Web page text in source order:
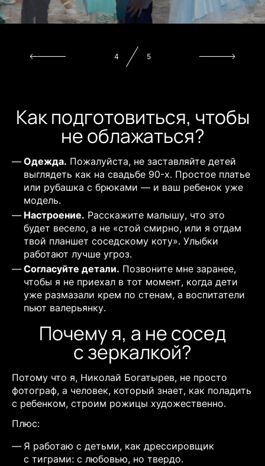
5 5
Как подготовиться, чтобы
не облажаться?
Одежда. Пожалуйста, не заставляйте детей
выглядеть как на свадьбе 90-х. Простое платье
или рубашка с брюками — и ваш ребенок уже
модель.
Настроение. Расскажите малышу, что это
будет весело, а не «стой смирно, или я отдам
твой планшет соседскому коту». Улыбки
работают лучше угроз.
Согласуйте детали. Позвоните мне заранее,
чтобы я не приехал в тот момент, когда дети
уже размазали крем по стенам, а воспитатели
пьют валерьянку.
Почему я, а не сосед
с зеркалкой?
Потому что я, Николай Богатырев, не просто
фотограф, а человек, который знает, как поладить
с ребенком, строим рожицы художественно.
Плюс:
Я работаю с детьми, как дрессировщик
с тиграми: с любовью, но твердо.